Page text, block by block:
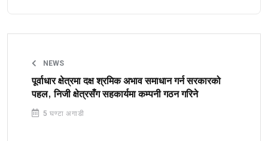
NEWS
पूर्वाधार क्षेत्रमा दक्ष श्रमिक अभाव समाधान गर्न सरकारको
पहल, निजी क्षेत्रसँग सहकार्यमा कम्पनी गठन गरिने
5 घण्टा अगाडी